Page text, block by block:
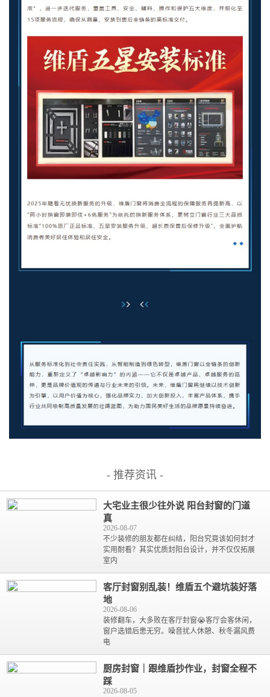
- 推荐资讯 -
大宅业主很少往外说 阳台封窗的门道
真
2026-08-07
不少装修的朋友都在纠结，阳台究竟该如何封才
实用耐看？其实优质封阳台设计，并不仅仅拓展
室内
客厅封窗别乱装！维盾五个避坑装好落
地
2026-08-06
装修翻车，大多败在客厅封窗😭客厅会客休闲，
窗户选错后患无穷。噪音扰人休憩、秋冬漏风费
电
厨房封窗｜跟维盾抄作业，封窗全程不
踩
2026-08-05